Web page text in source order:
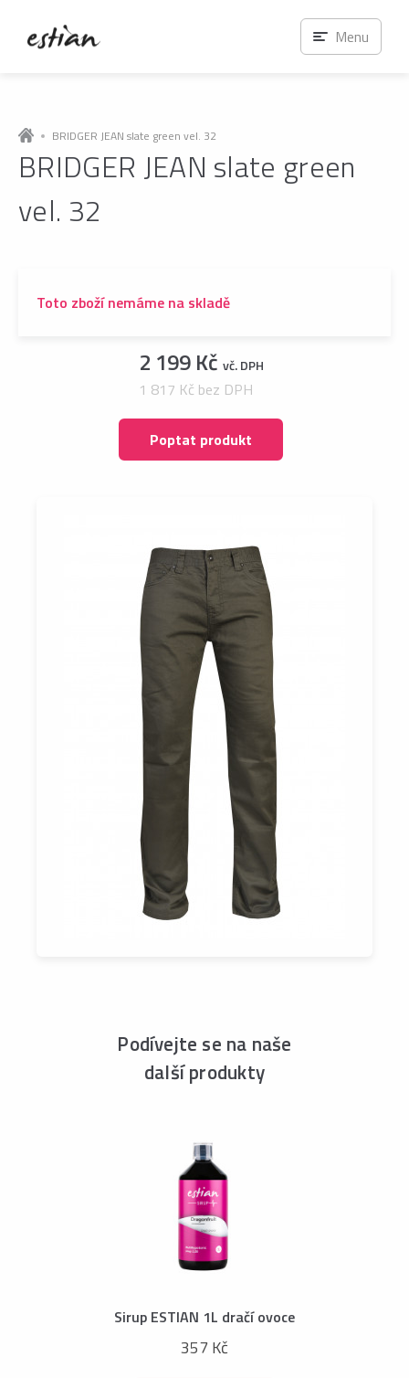
BRIDGER JEAN slate green vel. 32
BRIDGER JEAN slate green
vel. 32
Toto zboží nemáme na skladě
2 199 Kč vč. DPH
1 817 Kč bez DPH
Poptat produkt
Podívejte se na naše
další produkty
Sirup ESTIAN 1L dračí ovoce
357 Kč
Menu